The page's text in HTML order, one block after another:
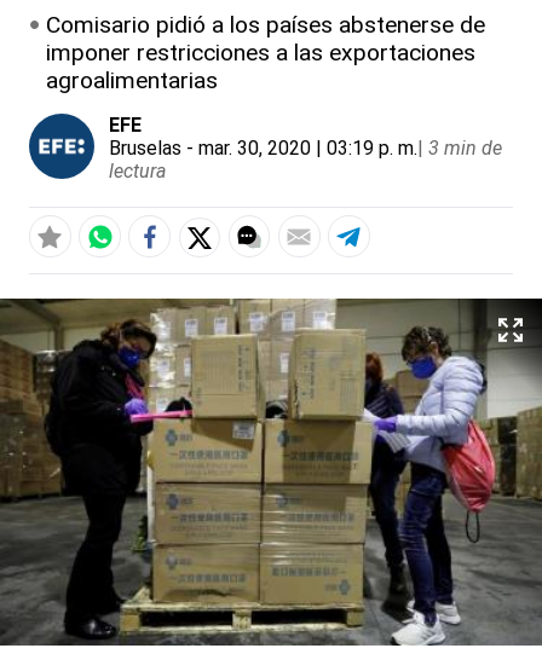
Comisario pidió a los países abstenerse de
imponer restricciones a las exportaciones
agroalimentarias
EFE
Bruselas - mar. 30, 2020 | 03:19 p. m.| 3 min de
lectura